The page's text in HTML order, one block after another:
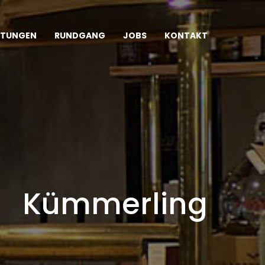
RUNDGANG JOBS KONTAKT
Kümmerling